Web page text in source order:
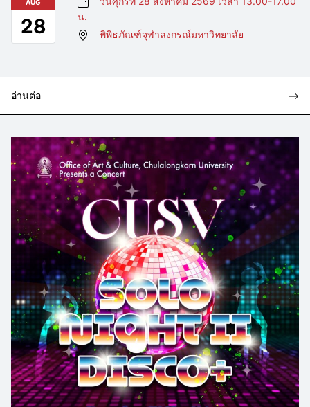
AUG
28
น.
พิพิธภัณฑ์จุฬาลงกรณ์มหาวิทยาลัย
อ่านต่อ